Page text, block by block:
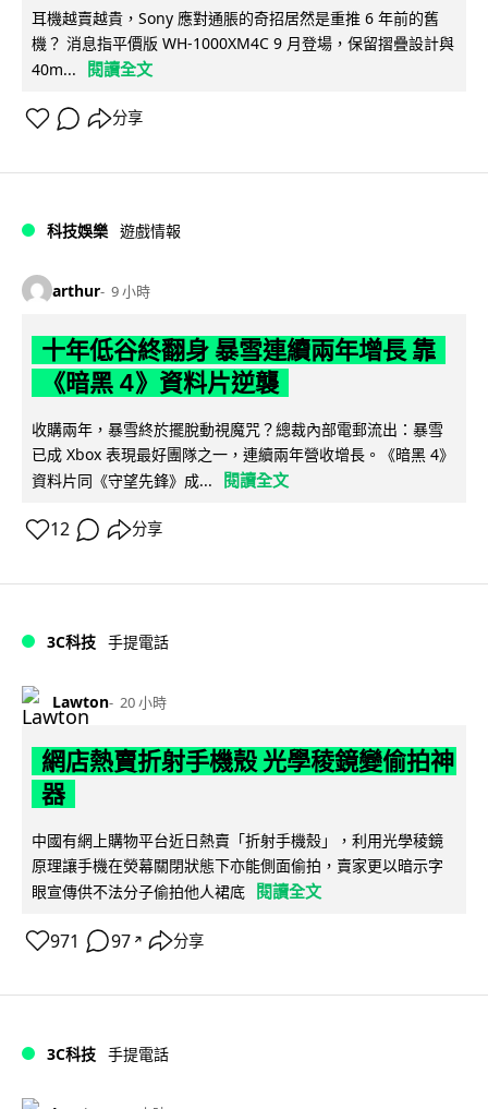
耳機越賣越貴，Sony 應對通脹的奇招居然是重推 6 年前的舊
機？ 消息指平價版 WH-1000XM4C 9 月登場，保留摺疊設計與
40m...
閱讀全文
分享
科技娛樂 遊戲情報
arthur 9 小時
十年低谷終翻身 暴雪連續兩年增長 靠
《暗黑 4》資料片逆襲
收購兩年，暴雪終於擺脫動視魔咒？總裁內部電郵流出：暴雪
已成 Xbox 表現最好團隊之一，連續兩年營收增長。《暗黑 4》
資料片同《守望先鋒》成...
閱讀全文
12 分享
3C科技 手提電話
Lawton 20 小時
網店熱賣折射手機殼 光學稜鏡變偷拍神
器
中國有網上購物平台近日熱賣「折射手機殼」，利用光學稜鏡
原理讓手機在熒幕關閉狀態下亦能側面偷拍，賣家更以暗示字
眼宣傳供不法分子偷拍他人裙底
閱讀全文
971 97 ↗ 分享
3C科技 手提電話